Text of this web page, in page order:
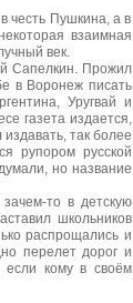
честь Пушкина, а в
взаимная
век.
Сапелкин. Прожил
в Воронеж писать
Уругвай и
газета издается,
так более
рупором русской
но название
то в детскую
школьников
распрощались и
перелет дорог и
если кому в своём